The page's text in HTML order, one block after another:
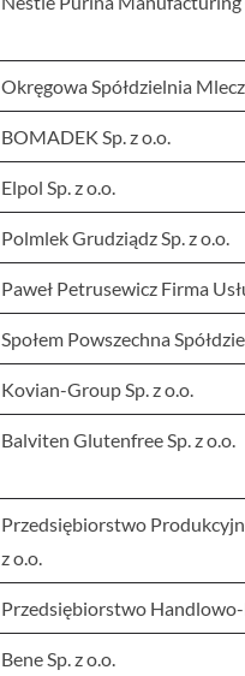
Okręgowa Spółdzielnia
BOMADEK Sp. z o.o.
Elpol Sp. z o.o.
Polmlek Grudziądz Sp. z o.o.
Paweł Petrusewicz Firma
Społem Powszechna
Kovian-Group Sp. z o.o.
Balviten Glutenfree Sp. z o.o.
Przedsiębiorstwo
z o.o.
Przedsiębiorstwo Handlowo-
Bene Sp. z o.o.